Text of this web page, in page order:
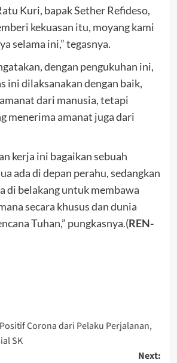
Kuri, bapak Sether Refideso,
kekuasan itu, moyang kami
selama ini,” tegasnya.
dengan pengukuhan ini,
ini dilaksanakan dengan baik,
dari manusia, tetapi
menerima amanat juga dari
kerja ini bagaikan sebuah
ada di depan perahu, sedangkan
di belakang untuk membawa
secara khusus dan dunia
Tuhan,” pungkasnya.(REN-
Corona dari Pelaku Perjalanan,
SK
Next: